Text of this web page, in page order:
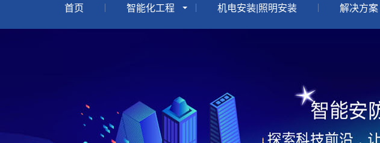
首页 智能化工程 机电安装|照明安装 解决方案